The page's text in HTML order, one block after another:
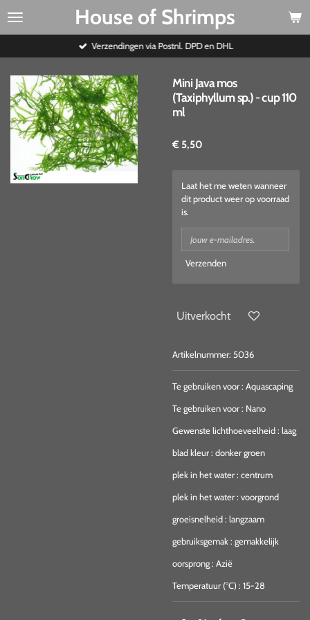
Ga
House of Shrimps
Verzendingen via Postnl. DPD en DHL
Mini Java mos
(Taxiphyllum sp.) - cup 110
ml
€ 5,50
Laat het me weten wanneer
dit product weer op voorraad
is.
Verzenden
Uitverkocht
Artikelnummer: 5036
Te gebruiken voor: Aquascaping
Te gebruiken voor: Nano
Gewenste lichthoeveelheid: laag
blad kleur: donker groen
plek in het water: centrum
plek in het water: voorgrond
groeisnelheid: langzaam
gebruiksgemak: gemakkelijk
oorsprong: Azië
Temperatuur (°C) : 15-28